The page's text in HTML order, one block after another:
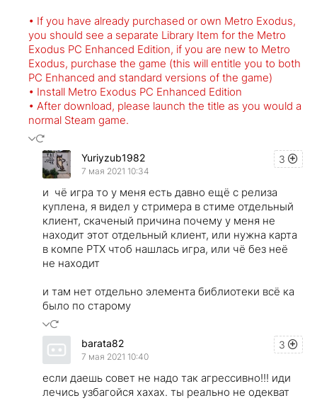
• If you have already purchased or own Metro Exodus,
you should see a separate Library Item for the Metro
Exodus PC Enhanced Edition, if you are new to Metro
Exodus, purchase the game (this will entitle you to both
PC Enhanced and standard versions of the game)
• Install Metro Exodus PC Enhanced Edition
• After download, please launch the title as you would a
normal Steam game.
3
Yuriyzub1982
7 мая 2021 10:34
и чё игра то у меня есть давно ещё с релиза
куплена, я видел у стримера в стиме отдельный
клиент, скаченый причина почему у меня не
находит этот отдельный клиент, или нужна карта
в компе РТХ чтоб нашлась игра, или чё без неё
не находит
и там нет отдельно элемента библиотеки всё ка
было по старому
3
barata82
7 мая 2021 10:40
если даешь совет не надо так агрессивно!!! иди
лечись узбагойся хахах. ты реально не одекват